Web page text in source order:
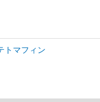
トマフィン